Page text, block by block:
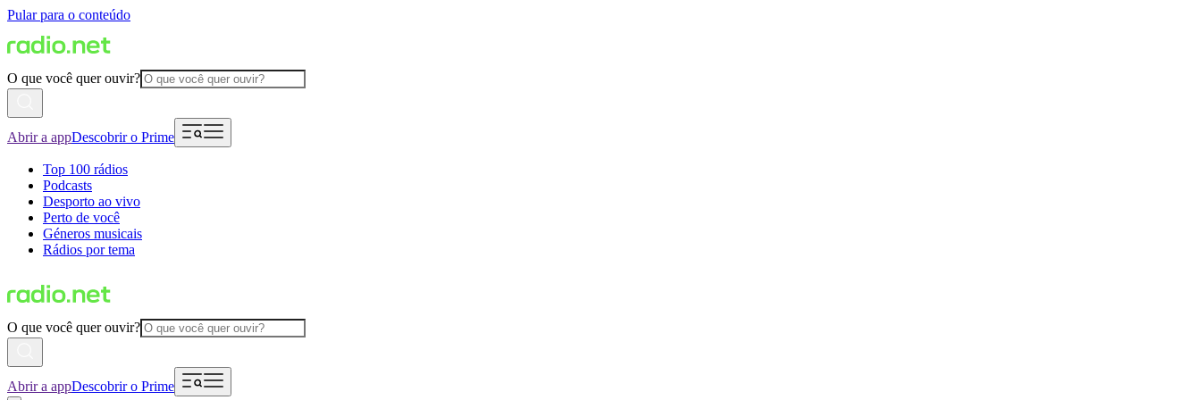
Pular para o conteúdo
O que você quer ouvir?
Abrir a appDescobrir o Prime
Top 100 rádios
Podcasts
Desporto ao vivo
Perto de você
Géneros musicais
Rádios por tema
O que você quer ouvir?
Abrir a appDescobrir o Prime